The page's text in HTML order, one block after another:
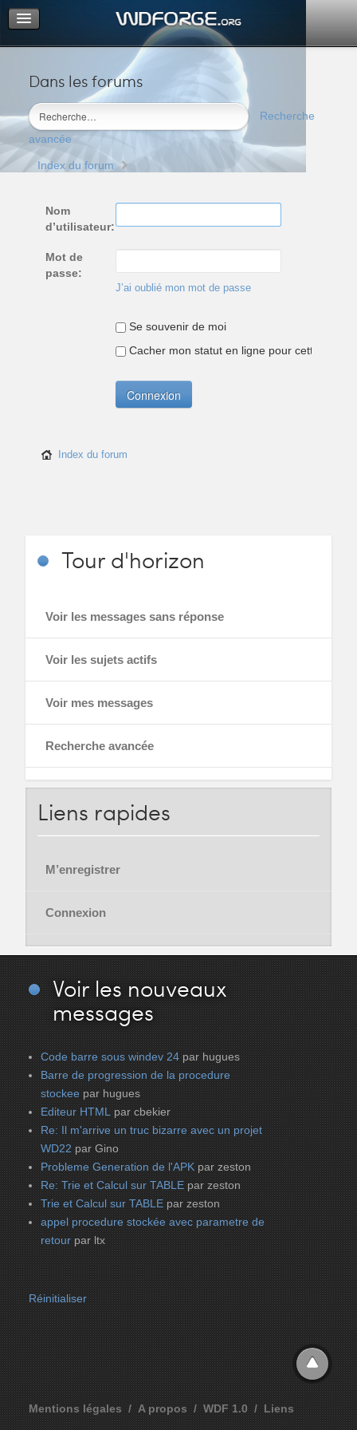
Dans les forums
Recherche
avancée
Portail
Index du forum
M’enregistrer
Connexion
Index du forum
Nom
d’utilisateur:
Mot de
passe:
J’ai oublié mon mot de passe
Se souvenir de moi
Cacher mon statut en ligne pour cette
Index du forum
Tourd'horizon
Voir les messages sans réponse
Voir les sujets actifs
Voir mes messages
Recherche avancée
Liens rapides
M’enregistrer
Connexion
Voir les nouveaux
messages
Code barre sous windev 24 par hugues
Barre de progression de la procedure
stockee par hugues
Editeur HTML par cbekier
Re: Il m'arrive un truc bizarre avec un projet
WD22 par Gino
Probleme Generation de l'APK par zeston
Re: Trie et Calcul sur TABLE par zeston
Trie et Calcul sur TABLE par zeston
appel procedure stockée avec parametre de
retour par ltx
Réinitialiser
Mentions légales A propos WDF 1.0 Liens